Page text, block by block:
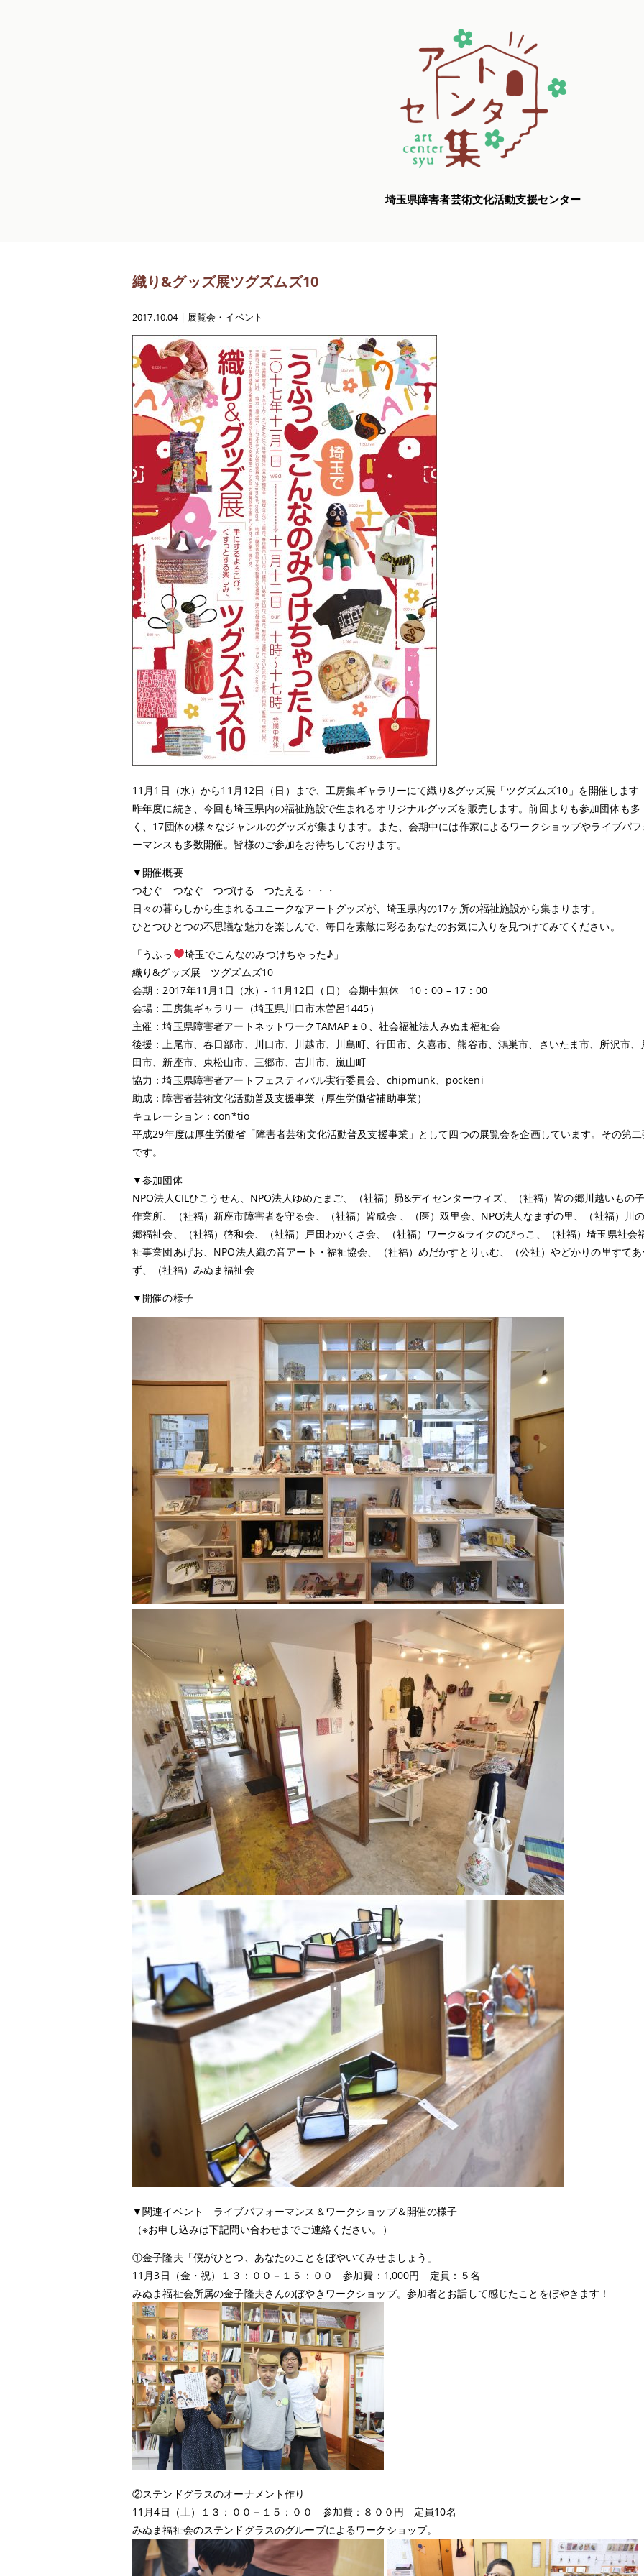
埼玉県障害者芸術文化活動支援センター
織り&グッズ展ツグズムズ10
2017.10.04| 展覧会・イベント
11月1日（水）から11月12日（日）まで、工房集ギャラリーにて織り&グッズ展「ツグズムズ10」を開催します
昨年度に続き、今回も埼玉県内の福祉施設で生まれるオリジナルグッズを販売します。前回よりも参加団体も多
く、17団体の様々なジャンルのグッズが集まります。また、会期中には作家によるワークショップやライブパフ
ーマンスも多数開催。皆様のご参加をお待ちしております。
▼開催概要
つむぐ つなぐ つづける つたえる・・・
日々の暮らしから生まれるユニークなアートグッズが、埼玉県内の17ヶ所の福祉施設から集まります。
ひとつひとつの不思議な魅力を楽しんで、毎日を素敵に彩るあなたのお気に入りを見つけてみてください。
「うふっ
埼玉でこんなのみつけちゃった♪」
織り&グッズ展 ツグズムズ10
会期：2017年11月1日（水）- 11月12日（日） 会期中無休 10：00 – 17：00
会場：工房集ギャラリー（埼玉県川口市木曽呂1445）
主催：埼玉県障害者アートネットワークTAMAP ±０、社会福祉法人みぬま福祉会
後援：上尾市、春日部市、川口市、川越市、川島町、行田市、久喜市、熊谷市、鴻巣市、さいたま市、所沢市、
田市、新座市、東松山市、三郷市、吉川市、嵐山町
協力：埼玉県障害者アートフェスティバル実行委員会、chipmunk、pockeni
助成：障害者芸術文化活動普及支援事業（厚生労働省補助事業）
キュレーション：con*tio
平成29年度は厚生労働省「障害者芸術文化活動普及支援事業」として四つの展覧会を企画しています。その第
です。
▼参加団体
NPO法人CILひこうせん、NPO法人ゆめたまご、（社福）昴&デイセンターウィズ、（社福）皆の郷川越いもの子
作業所、（社福）新座市障害者を守る会、（社福）皆成会 、（医）双里会、NPO法人なまずの里、（社福）川の
郷福祉会、（社福）啓和会、（社福）戸田わかくさ会、（社福）ワーク&ライクのびっこ、（社福）埼玉県社会
祉事業団あげお、NPO法人織の音アート・福祉協会、（社福）めだかすとりぃむ、（公社）やどかりの里すてあ
ず、（社福）みぬま福祉会
▼開催の様子
▼関連イベント ライブパフォーマンス＆ワークショップ＆開催の様子
（※お申し込みは下記問い合わせまでご連絡ください。）
①金子隆夫「僕がひとつ、あなたのことをぼやいてみせましょう」
11月3日（金・祝）１３：００－１５：００ 参加費：1,000円 定員：５名
みぬま福祉会所属の金子隆夫さんのぼやきワークショップ。参加者とお話して感じたことをぼやきます！
②ステンドグラスのオーナメント作り
11月4日（土）１３：００－１５：００ 参加費：８００円 定員10名
みぬま福祉会のステンドグラスのグループによるワークショップ。